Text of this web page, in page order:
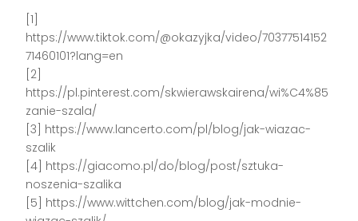
[1]
https://www.tiktok.com/@okazyjka/video/70377514152
71460101?lang=en
[2]
https://pl.pinterest.com/skwierawskairena/wi%C4%85
zanie-szala/
[3] https://www.lancerto.com/pl/blog/jak-wiazac-
szalik
[4] https://giacomo.pl/do/blog/post/sztuka-
noszenia-szalika
[5] https://www.wittchen.com/blog/jak-modnie-